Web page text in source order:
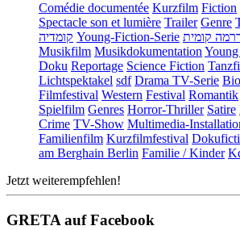
Comédie documentée Kurzfilm Fiction
Spectacle son et lumière Trailer Genre
קומדיה Young-Fiction-Serie קומית
Musikfilm Musikdokumentation
Doku Reportage Science Fiction
Lichtspektakel sdf Drama TV-Serie
Filmfestival Western Festival Romantik
Spielfilm Genres Horror-Thriller Satire
Crime TV-Show Multimedia-
Familienfilm Kurzfilmfestival
am Berghain Berlin Familie / Kinder
Jetzt weiterempfehlen!
GRETA auf Facebook